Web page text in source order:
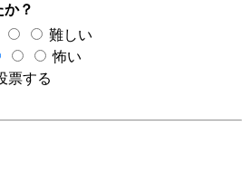
？
難しい
怖い
票する